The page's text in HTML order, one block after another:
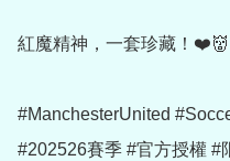
紅魔精神，一套珍藏！❤️👹
#ManchesterUnited
#202526賽季 #官方授權 #